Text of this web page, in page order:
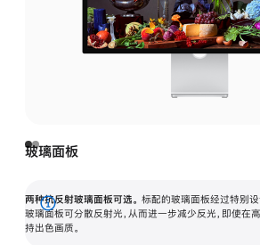
玻璃面板
两种抗反射玻璃面板可选。 标配的玻璃面板经过特别设
玻璃面板可分散反射光，从而进一步减少反光，即使在
持出色画质。
展
开